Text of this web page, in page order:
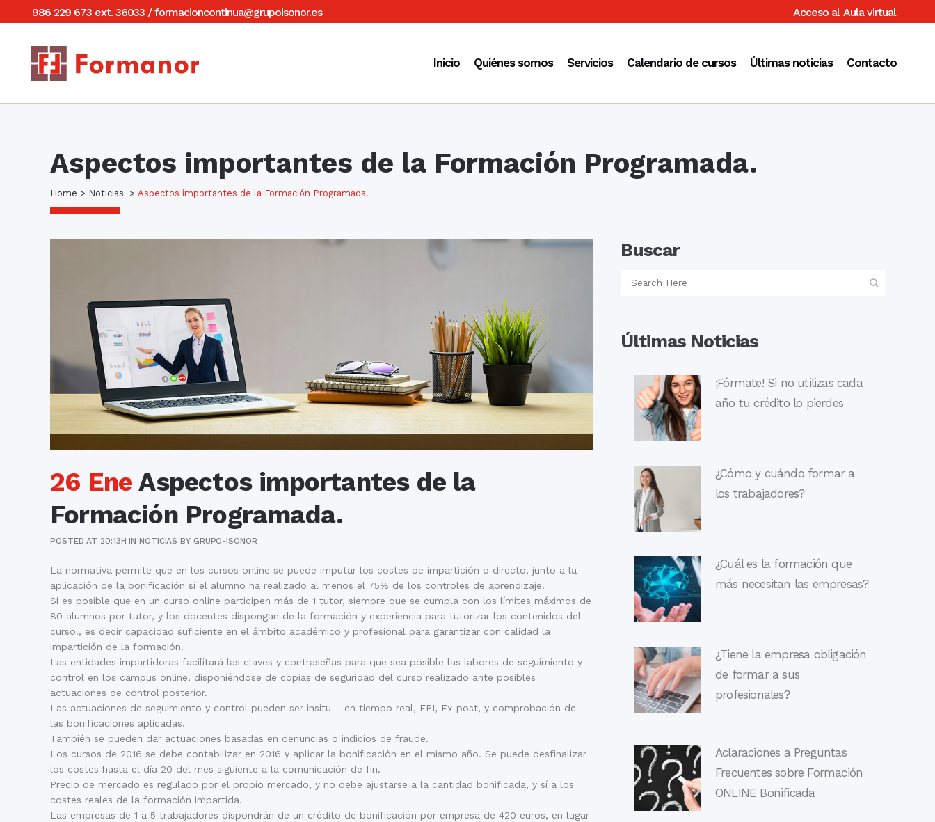
986 229 673 ext. 36033 /formacioncontinua@grupoisonor.es Acceso al Aula virtual
Inicio Quiénes somos Servicios Calendario de cursos Últimas noticias Contacto
Aspectos importantes de la Formación Programada.
Home > Noticias > Aspectos importantes de la Formación Programada.
26 Ene Aspectos importantes de la
Formación Programada.
POSTED AT 20:13H INNOTICIAS BY GRUPO-ISONOR
La normativa permite que en los cursos online se puede imputar los costes de impartición o directo, junto a la
aplicación de la bonificación sí el alumno ha realizado al menos el 75% de los controles de aprendizaje.
Sí es posible que en un curso online participen más de 1 tutor, siempre que se cumpla con los límites máximos de
80 alumnos por tutor, y los docentes dispongan de la formación y experiencia para tutorizar los contenidos del
curso., es decir capacidad suficiente en el ámbito académico y profesional para garantizar con calidad la
impartición de la formación.
Las entidades impartidoras facilitará las claves y contraseñas para que sea posible las labores de seguimiento y
control en los campus online, disponiéndose de copias de seguridad del curso realizado ante posibles
actuaciones de control posterior.
Las actuaciones de seguimiento y control pueden ser insitu – en tiempo real, EPI, Ex-post, y comprobación de
las bonificaciones aplicadas.
También se pueden dar actuaciones basadas en denuncias o indicios de fraude.
Los cursos de 2016 se debe contabilizar en 2016 y aplicar la bonificación en el mismo año. Se puede desfinalizar
los costes hasta el día 20 del mes siguiente a la comunicación de fin.
Precio de mercado es regulado por el propio mercado, y no debe ajustarse a la cantidad bonificada, y sí a los
costes reales de la formación impartida.
Las empresas de 1 a 5 trabajadores dispondrán de un crédito de bonificación por empresa de 420 euros, en lugar
Buscar
Últimas Noticias
¡Fórmate! Si no utilizas cada
año tu crédito lo pierdes
¿Cómo y cuándo formar a
los trabajadores?
¿Cuál es la formación que
más necesitan las empresas?
¿Tiene la empresa obligación
de formar a sus
profesionales?
Aclaraciones a Preguntas
Frecuentes sobre Formación
ONLINE Bonificada